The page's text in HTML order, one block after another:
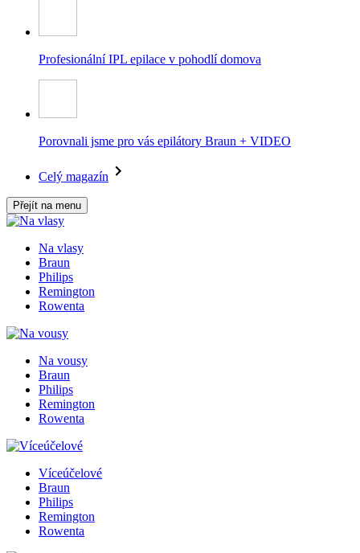
Profesionální IPL epilace v pohodlí domova
Porovnali jsme pro vás epilátory Braun + VIDEO
Celý magazín
Přejít na menu
Na vlasy
Braun
Philips
Remington
Rowenta
Na vousy
Braun
Philips
Remington
Rowenta
Víceúčelové
Braun
Philips
Remington
Rowenta